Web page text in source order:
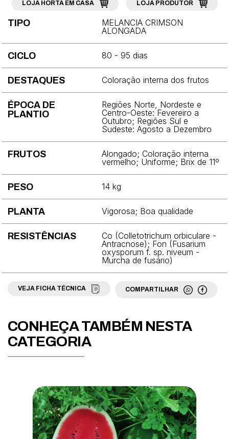
Cebola
Cebolinha
Cenoura
Chicória
Coentro
Couve-chinesa
Couve-flor
Couve-rábano
Ervilha
Espinafre
Feijão
Mamão
Maracujá
Melancia
Melão
LOJA HORTA EM CASA LOJA PRODUTOR
TIPO
MELANCIA CRIMSON
ALONGADA
CICLO 80 - 95 dias
DESTAQUES Coloração interna dos frutos
ÉPOCA DE
PLANTIO
Regiões Norte, Nordeste e
Centro-Oeste: Fevereiro a
Outubro; Regiões Sul e
Sudeste: Agosto a Dezembro
FRUTOS
Alongado; Coloração interna
vermelho; Uniforme; Brix de 11º
PESO 14 kg
PLANTA Vigorosa; Boa qualidade
RESISTÊNCIAS
Co (Colletotrichum orbiculare -
Antracnose); Fon (Fusarium
oxysporum f. sp. niveum -
Murcha de fusário)
VEJA FICHA TÉCNICA COMPARTILHAR
CONHEÇA TAMBÉM NESTA
CATEGORIA